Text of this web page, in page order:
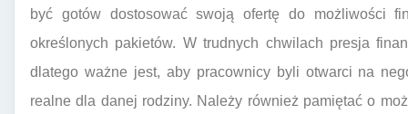
być gotów dostosować swoją ofertę do możliwości
określonych pakietów. W trudnych chwilach presja
dlatego ważne jest, aby pracownicy byli otwarci na
realne dla danej rodziny. Należy również pamiętać o